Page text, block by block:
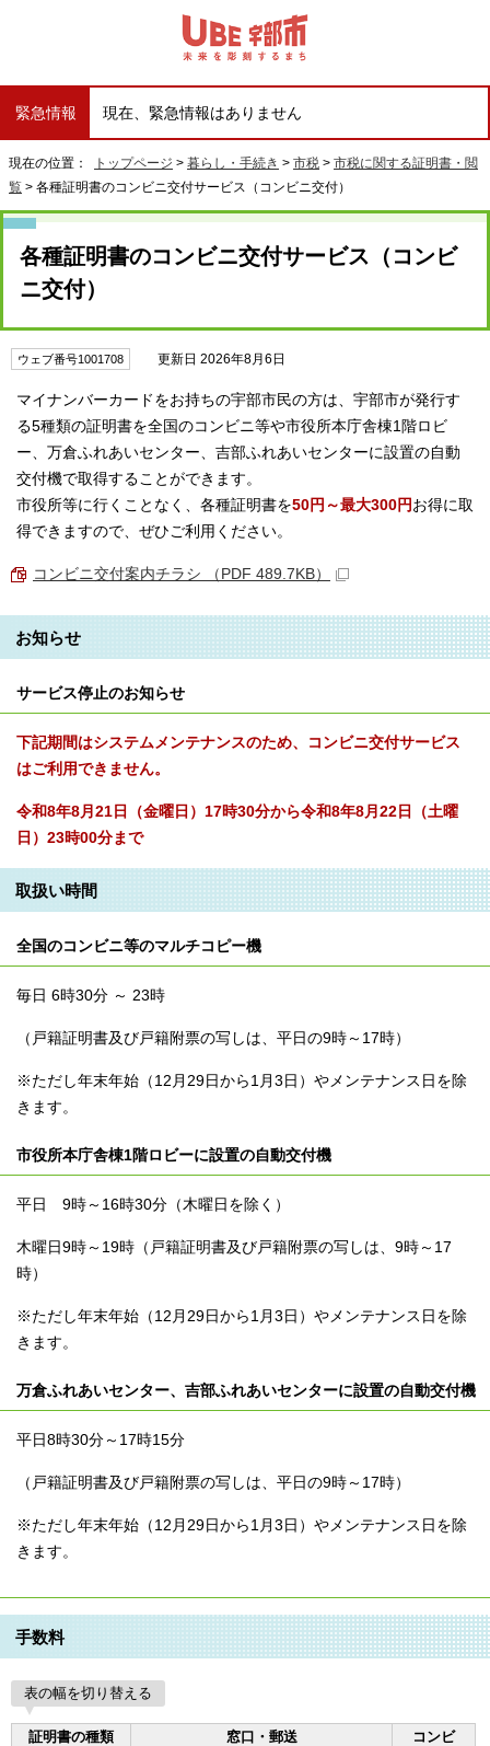
緊急情報 現在、緊急情報はありません
現在の位置： トップページ > 暮らし・手続き > 市税 > 市税に関する証明書・閲
覧 > 各種証明書のコンビニ交付サービス（コンビニ交付）
各種証明書のコンビニ交付サービス（コンビ
ニ交付）
ウェブ番号1001708 更新日 2026年8月6日
マイナンバーカードをお持ちの宇部市民の方は、宇部市が発行す
る5種類の証明書を全国のコンビニ等や市役所本庁舎棟1階ロビ
ー、万倉ふれあいセンター、吉部ふれあいセンターに設置の自動
交付機で取得することができます。
市役所等に行くことなく、各種証明書を50円～最大300円 お得に取
得できますので、ぜひご利用ください。
コンビニ交付案内チラシ （PDF 489.7KB）
お知らせ
サービス停止のお知らせ
下記期間はシステムメンテナンスのため、コンビニ交付サービス
はご利⽤できません。
令和8年8⽉21⽇（金曜⽇）17時30分から令和8年8⽉22⽇（土曜
⽇）23時00分まで
取扱い時間
全国のコンビニ等のマルチコピー機
毎日 6時30分 ～ 23時
（戸籍証明書及び戸籍附票の写しは、平日の9時～17時）
※ただし年末年始（12月29日から1月3日）やメンテナンス日を除
きます。
市役所本庁舎棟1階ロビーに設置の自動交付機
平日 9時～16時30分（木曜日を除く）
木曜日9時～19時（戸籍証明書及び戸籍附票の写しは、9時～17
時）
※ただし年末年始（12月29日から1月3日）やメンテナンス日を除
きます。
万倉ふれあいセンター、吉部ふれあいセンターに設置の自動交付機
平日8時30分～17時15分
（戸籍証明書及び戸籍附票の写しは、平日の9時～17時）
※ただし年末年始（12月29日から1月3日）やメンテナンス日を除
きます。
手数料
表の幅を切り替える
証明書の種類 窓口・郵送
コンビ